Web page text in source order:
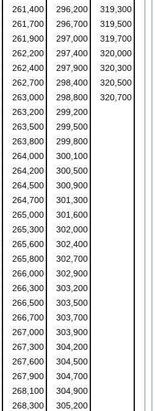
261,400 296,200
319,300
261,700 296,700
319,500
261,900 297,000
319,700
262,200 297,400
320,000
262,400 297,900
320,300
262,700 298,400
320,500
263,000 298,800
320,700
263,200
299,200
263,500
299,500
263,800
299,800
264,000
300,100
264,200
300,500
264,500
300,900
264,700
301,300
265,000
301,600
265,300
302,000
265,600
302,400
265,800
302,700
266,000
302,900
266,300
303,200
266,500
303,500
266,700
303,700
267,000
303,900
267,300
304,200
267,600
304,500
267,900
304,700
268,100
304,900
268,300
305,200